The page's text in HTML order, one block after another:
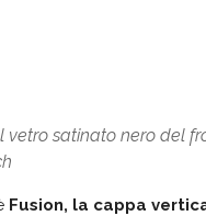
vetro satinato nero del
Fusion, la cappa